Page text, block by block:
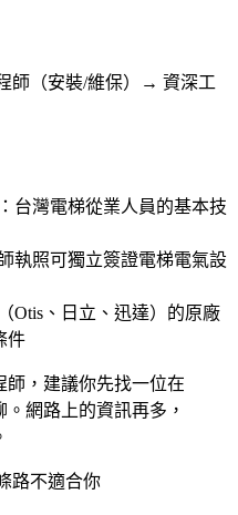
師（安裝/維保）→ 資深工
：台灣電梯從業人員的基本技
執照可獨立簽證電梯電氣設
Otis、日立、迅達）的原廠
件
師，建議你先找一位在
網路上的資訊再多，
路不適合你